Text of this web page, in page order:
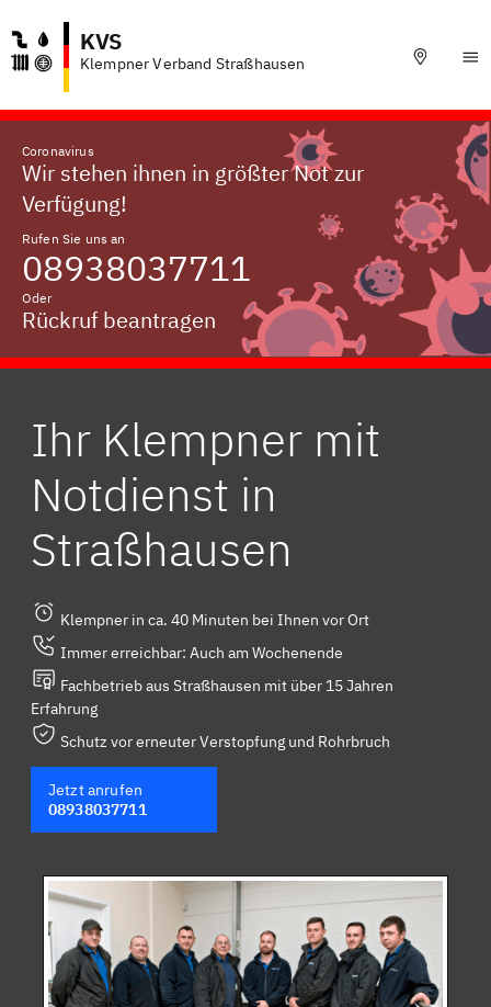
KVS
Klempner Verband Straßhausen
Coronavirus
Wir stehen ihnen in größter Not zur
Verfügung!
Rufen Sie uns an
08938037711
Oder
Rückruf beantragen
Ihr Klempner mit
Notdienst in
Straßhausen
Klempner in ca. 40 Minuten bei Ihnen vor Ort
Immer erreichbar: Auch am Wochenende
Fachbetrieb aus Straßhausen mit über 15 Jahren
Erfahrung
Schutz vor erneuter Verstopfung und Rohrbruch
Jetzt anrufen
08938037711